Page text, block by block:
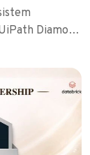
Diamond